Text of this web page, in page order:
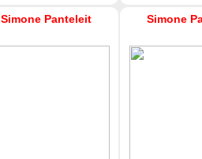
Simone Panteleit Simone